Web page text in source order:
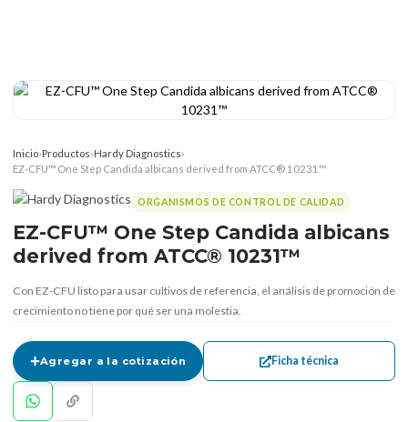
Inicio›Productos›Hardy Diagnostics›
EZ-CFU™ One Step Candida albicans derived from ATCC® 10231™
ORGANISMOS DE CONTROL DE CALIDAD
EZ-CFU™ One Step Candida albicans
derived from ATCC® 10231™
Con EZ-CFU listo para usar cultivos de referencia, el análisis de promoción de
crecimiento no tiene por qué ser una molestia.
Agregar a la cotización Ficha técnica